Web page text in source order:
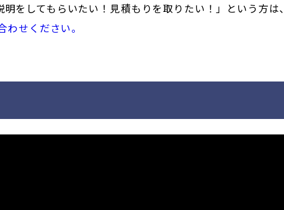
明をしてもらいたい！見積もりを取りたい！」という方は、
せください。